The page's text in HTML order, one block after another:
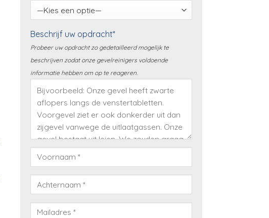
Beschrijf uw opdracht*
Probeer uw opdracht zo gedetailleerd mogelijk te
beschrijven zodat onze gevelreinigers voldoende
informatie hebben om op te reageren.